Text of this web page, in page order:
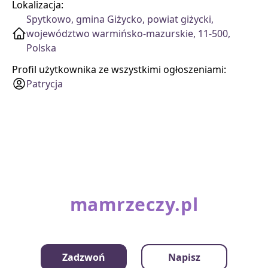
Lokalizacja:
Spytkowo, gmina Giżycko, powiat giżycki,
województwo warmińsko-mazurskie, 11-500,
Polska
Profil użytkownika ze wszystkimi ogłoszeniami:
Patrycja
Zadzwoń Napisz
mamrzeczy.pl
Kategorie